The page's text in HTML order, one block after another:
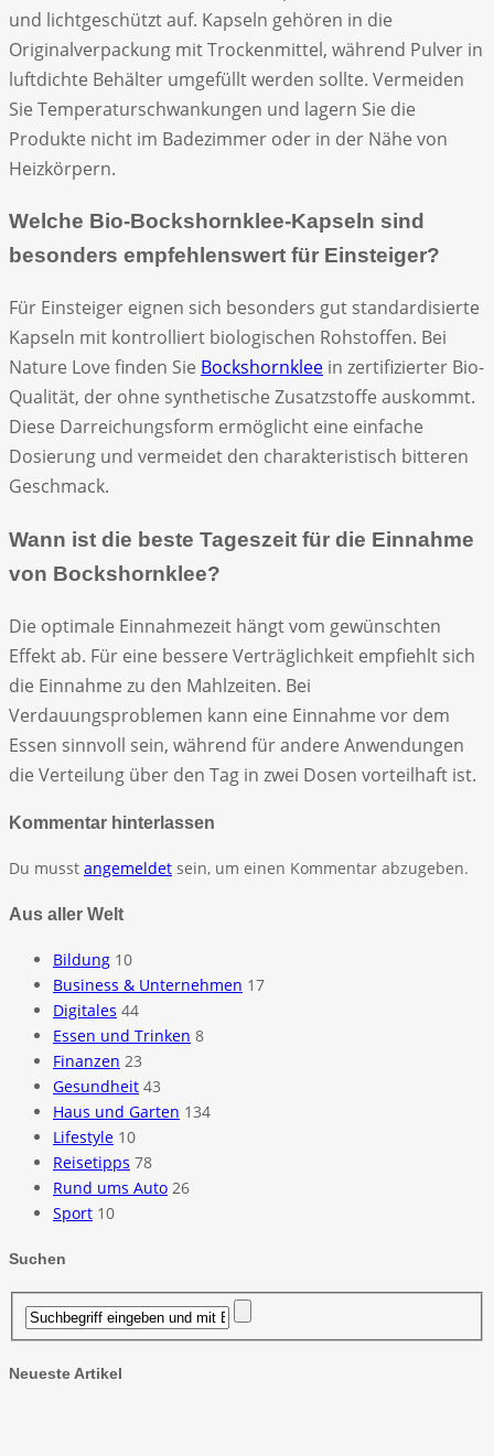
und lichtgeschützt auf. Kapseln gehören in die
Originalverpackung mit Trockenmittel, während Pulver in
luftdichte Behälter umgefüllt werden sollte. Vermeiden
Sie Temperaturschwankungen und lagern Sie die
Produkte nicht im Badezimmer oder in der Nähe von
Heizkörpern.
Welche Bio-Bockshornklee-Kapseln sind
besonders empfehlenswert für Einsteiger?
Für Einsteiger eignen sich besonders gut standardisierte
Kapseln mit kontrolliert biologischen Rohstoffen. Bei
Nature Love finden Sie Bockshornklee in zertifizierter Bio-
Qualität, der ohne synthetische Zusatzstoffe auskommt.
Diese Darreichungsform ermöglicht eine einfache
Dosierung und vermeidet den charakteristisch bitteren
Geschmack.
Wann ist die beste Tageszeit für die Einnahme
von Bockshornklee?
Die optimale Einnahmezeit hängt vom gewünschten
Effekt ab. Für eine bessere Verträglichkeit empfiehlt sich
die Einnahme zu den Mahlzeiten. Bei
Verdauungsproblemen kann eine Einnahme vor dem
Essen sinnvoll sein, während für andere Anwendungen
die Verteilung über den Tag in zwei Dosen vorteilhaft ist.
Kommentar hinterlassen
Du musst angemeldet sein, um einen Kommentar abzugeben.
Aus aller Welt
Bildung 10
Business & Unternehmen 17
Digitales 44
Essen und Trinken 8
Finanzen 23
Gesundheit 43
Haus und Garten 134
Lifestyle 10
Reisetipps 78
Rund ums Auto 26
Sport 10
Suchen
Neueste Artikel